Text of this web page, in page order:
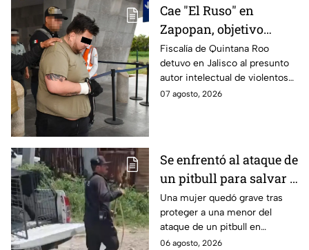
Cae "El Ruso" en
Zapopan, objetivo
prioritario en Playa del
Carmen
Fiscalía de Quintana Roo
detuvo en Jalisco al presunto
autor intelectual de violentos
ataques en fraccionamientos
07 agosto, 2026
Se enfrentó al ataque de
un pitbull para salvar a
una menor; hoy lucha
por su vida en Zapopan
Una mujer quedó grave tras
proteger a una menor del
ataque de un pitbull en
Zapopan; la víctima sufrió
06 agosto, 2026